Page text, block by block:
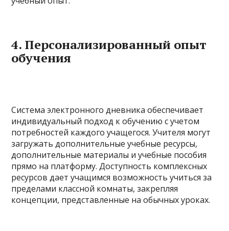
4. Персонализированный опыт
обучения
Система электронного дневника обеспечивает
индивидуальный подход к обучению с учетом
потребностей каждого учащегося. Учителя могут
загружать дополнительные учебные ресурсы,
дополнительные материалы и учебные пособия
прямо на платформу. Доступность комплексных
ресурсов дает учащимся возможность учиться за
пределами классной комнаты, закрепляя
концепции, представленные на обычных уроках.